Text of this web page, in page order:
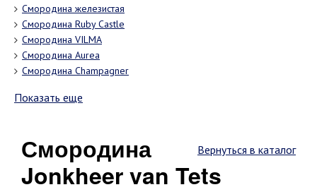
Смородина железистая
Смородина Ruby Castle
Смородина VILMA
Смородина Aurea
Смородина Champagner
Показать еще
Вернуться в каталог
Смородина
Jonkheer van Tets